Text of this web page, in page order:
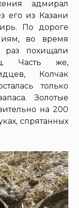
адмирал
его из Казани
По дороге
во время
раз похищали
Часть же,
Колчак
только
Золотые
на 200
спрятанных